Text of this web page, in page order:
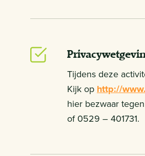
Tijdens deze
Kijk op http://
hier bezwaar
of 0529 – 401731.